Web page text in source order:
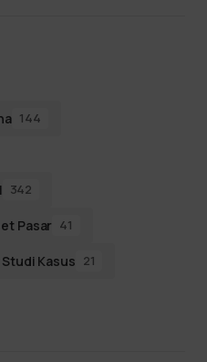
144
342
Pasar 41
Studi Kasus 21